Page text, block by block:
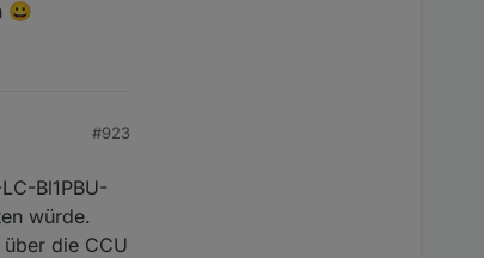
😀
#923
Bl1PBU-
würde.
die CCU